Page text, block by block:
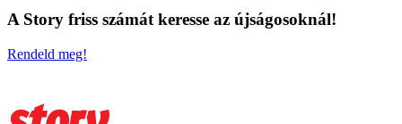
A Story friss számát keresse az újságosoknál!
Rendeld meg!